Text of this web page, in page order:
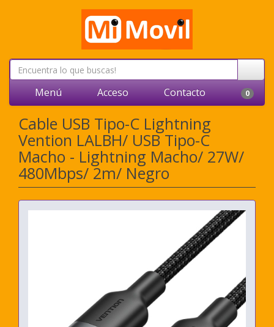
Menú Acceso Contacto 0
Cable USB Tipo-C Lightning
Vention LALBH/ USB Tipo-C
Macho - Lightning Macho/ 27W/
480Mbps/ 2m/ Negro